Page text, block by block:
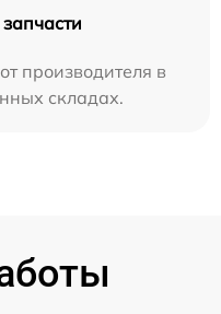
производителя в
складах.